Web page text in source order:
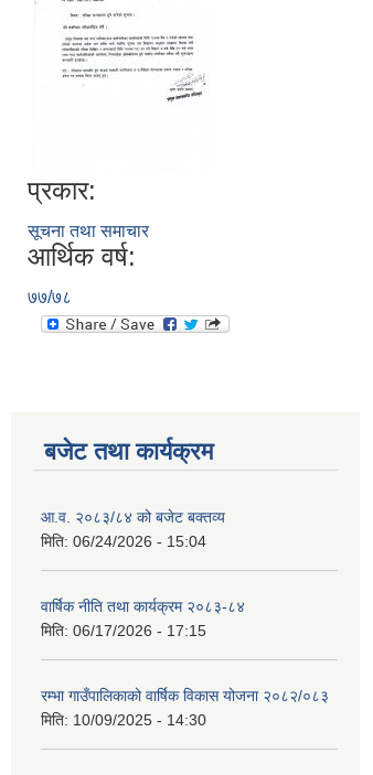
प्रकार:
सूचना तथा समाचार
आर्थिक वर्ष:
७७/७८
बजेट तथा कार्यक्रम
आ.व. २०८३/८४ को बजेट बक्तव्य
मिति: 06/24/2026 - 15:04
वार्षिक नीति तथा कार्यक्रम २०८३-८४
मिति: 06/17/2026 - 17:15
रम्भा गाउँपालिकाको वार्षिक विकास योजना २०८२/०८३
मिति: 10/09/2025 - 14:30